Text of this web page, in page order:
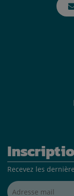
Recevez les
Adresse mail*